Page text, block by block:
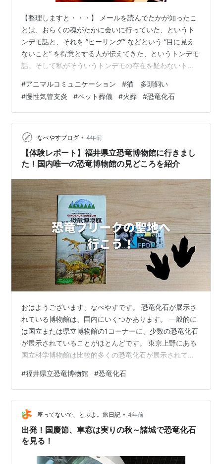
【整理しますと・・・】 メールを読んでたかが知ったこ
とは、おらくの魂がたかに会いに行っていた、というト
ンデモ話と、それを ”ヒーリング” などという ”目に見え
ないこと” を得意とする人が伝えてきた、というトンデモ
話。そして私がそういうトンデモの存在を疑わないトン
だということ。 ある時、彼は私に「その、最近、お前が
”傾倒” している、そういう世界のこと」という言い方を
したことすらある。だから、メールを読んでどういう反
応をするつもりなのか、わからないと言えば全くわから
ないことではあった。 【私は知っている】 たかはおらく
の骨壷の前で、そんなトン…
#アニマルコミュニケーション #猫 多頭飼い
#慢性気管支炎 #ペット葬儀 #火葬 #恐竜化石
なべやすブログ • 4年前
【体験レポート】福井県立恐竜博物館に行きまし
た！国内唯一の恐竜博物館の見どころを紹介
おはようございます、なべやすです。 恐竜化石が展示さ
れている博物館は、国内にいくつかあります。 一般的に
は国立または県立博物館の1コーナーに、少数の恐竜化石
が展示されていることがほとんどです。 東京上野にある
国立科学博物館は比較的多くの恐竜化石が展示されてお
他の博物館と同様に特定の場所に展示されている点は一
緒です。 恐竜フリークにとっては、それら博物館に少し
物足りなさを感じてしまうときがあります。 そんな思い
があったときに、ぜひ行ってほしい博物館が福井県立恐
竜博物館です。 福井県立恐竜博物館は国内唯一の恐竜に
特化した博物館で、恐竜化石をはじめと…
#福井県立恐竜博物館 #恐竜化石
座ってないで、とぶよ。旅日記 • 4年前
出発！国慶節、車窓は実りの秋～諸城で恐竜化石
を見る！